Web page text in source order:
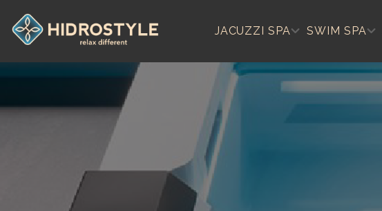
content
JACUZZI SPA SWIM SPA